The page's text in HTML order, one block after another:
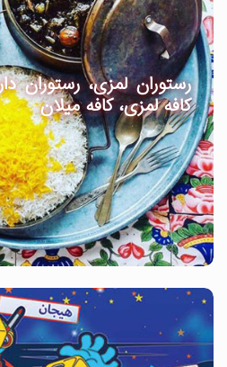
رستوران لمزی، رستوران
کافه لمزی، کافه میلان